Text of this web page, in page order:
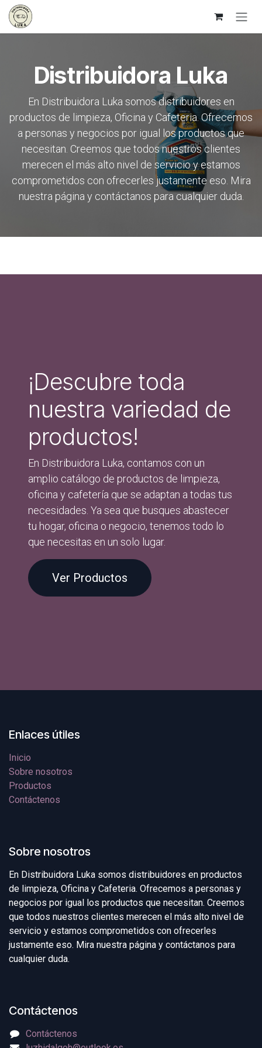
Ir al contenido
Distribuidora Luka
En Distribuidora Luka somos distribuidores en
productos de limpieza, Oficina y Cafeteria. Ofrecemos
a personas y negocios por igual los productos que
necesitan. Creemos que todos nuestros clientes
merecen el más alto nivel de servicio y estamos
comprometidos con ofrecerles justamente eso. Mira
nuestra página y contáctanos para cualquier duda.
¡Descubre toda
nuestra variedad de
productos!
En Distribuidora Luka, contamos con un
amplio catálogo de productos de limpieza,
oficina y cafetería que se adaptan a todas tus
necesidades. Ya sea que busques abastecer
tu hogar, oficina o negocio, tenemos todo lo
que necesitas en un solo lugar.
Ver Productos
Enlaces útiles
Inicio
Sobre nosotros
Productos
Contáctenos
Sobre nosotros
En Distribuidora Luka somos distribuidores en productos
de limpieza, Oficina y Cafeteria. Ofrecemos a personas y
negocios por igual los productos que necesitan. Creemos
que todos nuestros clientes merecen el más alto nivel de
servicio y estamos comprometidos con ofrecerles
justamente eso. Mira nuestra página y contáctanos para
cualquier duda.
Contáctenos
Contáctenos